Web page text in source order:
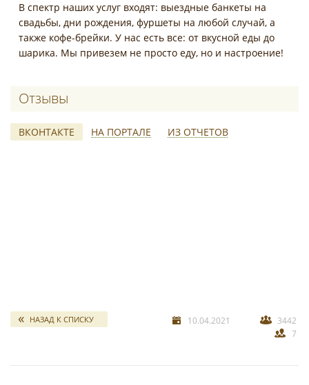
В спектр наших услуг входят: выездные банкеты на
свадьбы, дни рождения, фуршеты на любой случай, а
также кофе-брейки. У нас есть все: от вкусной еды до
шарика. Мы привезем не просто еду, но и настроение!
Отзывы о BonBon
ВКОНТАКТЕ НА ПОРТАЛЕ ИЗ ОТЧЕТОВ
*
НАЗАД К СПИСКУ 10.04.2021
3442
7